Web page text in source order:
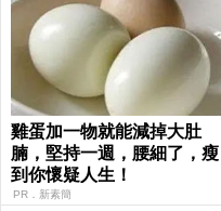
雞蛋加一物就能減掉大肚
腩，堅持一週，腰細了，瘦
到你懷疑人生！
PR．新素簡